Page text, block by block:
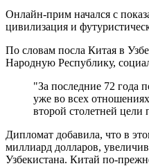
Онлайн-прим начался с
цивилизация и
По словам посла Китая в
Народную Республику,
"За последние 72 года
уже во всех
второй столетней
Дипломат добавила, что в
миллиард долларов,
Узбекистана. Китай по-